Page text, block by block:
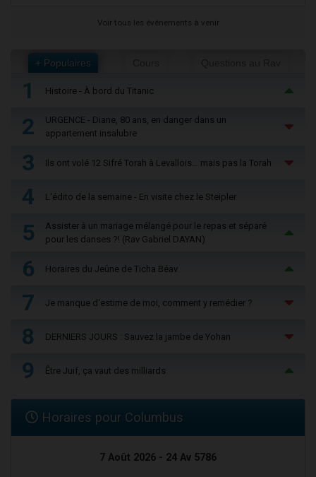
Voir tous les événements à venir
+ Populaires
1 Histoire - À bord du Titanic
2
URGENCE - Diane, 80 ans, en danger dans un
appartement insalubre
3 Ils ont volé 12 Sifré Torah à Levallois… mais pas la Torah
4 L'édito de la semaine - En visite chez le Steipler
5
Assister à un mariage mélangé pour le repas et séparé
pour les danses ?! (Rav Gabriel DAYAN)
6 Horaires du Jeûne de Ticha Béav
7 Je manque d'estime de moi, comment y remédier ?
8 DERNIERS JOURS : Sauvez la jambe de Yohan
9 Être Juif, ça vaut des milliards
Horaires pour Columbus
7 Août 2026 - 24 Av 5786